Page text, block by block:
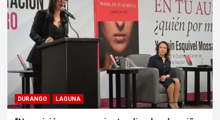
DURANGO LAGUNA